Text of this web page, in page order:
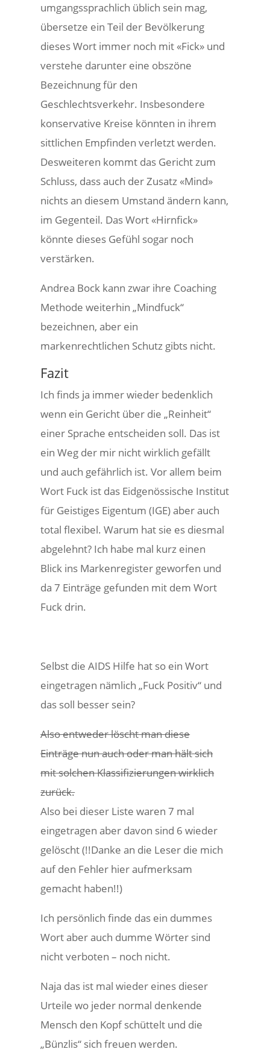
umgangssprachlich üblich sein mag,
übersetze ein Teil der Bevölkerung
dieses Wort immer noch mit «Fick» und
verstehe darunter eine obszöne
Bezeichnung für den
Geschlechtsverkehr. Insbesondere
konservative Kreise könnten in ihrem
sittlichen Empfinden verletzt werden.
Desweiteren kommt das Gericht zum
Schluss, dass auch der Zusatz «Mind»
nichts an diesem Umstand ändern kann,
im Gegenteil. Das Wort «Hirnfick»
könnte dieses Gefühl sogar noch
verstärken.
Andrea Bock kann zwar ihre Coaching
Methode weiterhin „Mindfuck“
bezeichnen, aber ein
markenrechtlichen Schutz gibts nicht.
Fazit
Ich finds ja immer wieder bedenklich
wenn ein Gericht über die „Reinheit“
einer Sprache entscheiden soll. Das ist
ein Weg der mir nicht wirklich gefällt
und auch gefährlich ist. Vor allem beim
Wort Fuck ist das Eidgenössische Institut
für Geistiges Eigentum (IGE) aber auch
total flexibel. Warum hat sie es diesmal
abgelehnt? Ich habe mal kurz einen
Blick ins Markenregister geworfen und
da 7 Einträge gefunden mit dem Wort
Fuck drin.
Selbst die AIDS Hilfe hat so ein Wort
eingetragen nämlich „Fuck Positiv“ und
das soll besser sein?
Also entweder löscht man diese
Einträge nun auch oder man hält sich
mit solchen Klassifizierungen wirklich
zurück.
Also bei dieser Liste waren 7 mal
eingetragen aber davon sind 6 wieder
gelöscht (!!Danke an die Leser die mich
auf den Fehler hier aufmerksam
gemacht haben!!)
Ich persönlich finde das ein dummes
Wort aber auch dumme Wörter sind
nicht verboten – noch nicht.
Naja das ist mal wieder eines dieser
Urteile wo jeder normal denkende
Mensch den Kopf schüttelt und die
„Bünzlis“ sich freuen werden.